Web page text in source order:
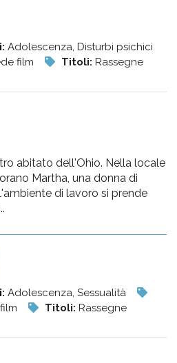
Adolescenza, Disturbi psichici
film Titoli: Rassegne
abitato dell'Ohio. Nella locale
Martha, una donna di
di lavoro si prende
Adolescenza, Sessualità
Titoli: Rassegne